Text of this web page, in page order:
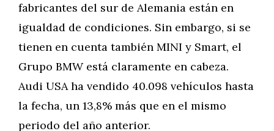
fabricantes del sur de Alemania están en
igualdad de condiciones. Sin embargo, si se
tienen en cuenta también MINI y Smart, el
Grupo BMW está claramente en cabeza.
Audi USA ha vendido 40.098 vehículos hasta
la fecha, un 13,8% más que en el mismo
periodo del año anterior.